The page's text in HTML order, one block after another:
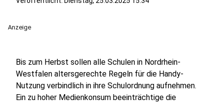
Anzeige
Bis zum Herbst sollen alle Schulen in Nordrhein-
Westfalen altersgerechte Regeln für die Handy-
Nutzung verbindlich in ihre Schulordnung aufnehmen.
Ein zu hoher Medienkonsum beeinträchtige die